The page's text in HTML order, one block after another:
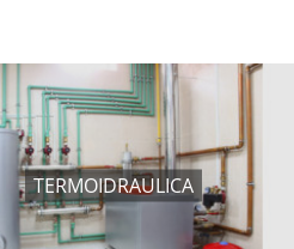
TERMOIDRAULICA